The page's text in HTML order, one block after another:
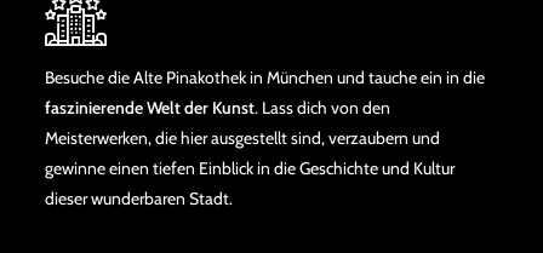
Besuche die Alte Pinakothek in München und tauche ein in die
faszinierende Welt der Kunst. Lass dich von den
Meisterwerken, die hier ausgestellt sind, verzaubern und
gewinne einen tiefen Einblick in die Geschichte und Kultur
dieser wunderbaren Stadt.